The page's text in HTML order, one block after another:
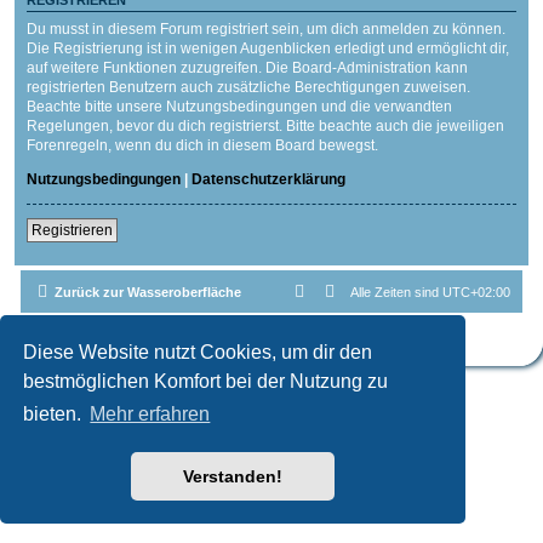
Diese Website nutzt Cookies, um dir den
bestmöglichen Komfort bei der Nutzung zu
bieten. Mehr erfahren
Verstanden!
Du musst in diesem Forum registriert sein, um dich anmelden zu können.
Die Registrierung ist in wenigen Augenblicken erledigt und ermöglicht dir,
auf weitere Funktionen zuzugreifen. Die Board-Administration kann
registrierten Benutzern auch zusätzliche Berechtigungen zuweisen.
Beachte bitte unsere Nutzungsbedingungen und die verwandten
Regelungen, bevor du dich registrierst. Bitte beachte auch die jeweiligen
Forenregeln, wenn du dich in diesem Board bewegst.
Nutzungsbedingungen | Datenschutzerklärung
Registrieren
Zurück zur Wasseroberfläche Alle Zeiten sind UTC+02:00
Deutsche Übersetzung durch
phpBB.de| Style par